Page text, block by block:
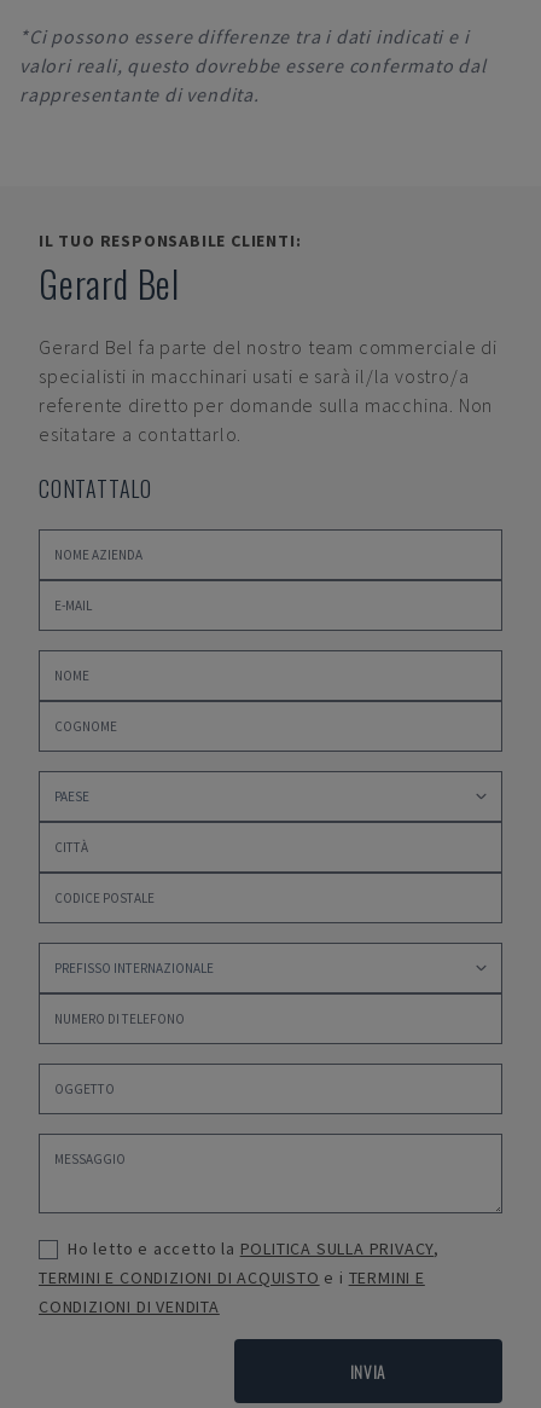
*Ci possono essere differenze tra i dati indicati e i
valori reali, questo dovrebbe essere confermato dal
rappresentante di vendita.
IL TUO RESPONSABILE CLIENTI:
Gerard Bel
Gerard Bel fa parte del nostro team commerciale di
specialisti in macchinari usati e sarà il/la vostro/a
referente diretto per domande sulla macchina. Non
esitatare a contattarlo.
CONTATTALO
Ho letto e accetto la POLITICA SULLA PRIVACY,
TERMINI E CONDIZIONI DI ACQUISTO e i TERMINI E
CONDIZIONI DI VENDITA
INVIA